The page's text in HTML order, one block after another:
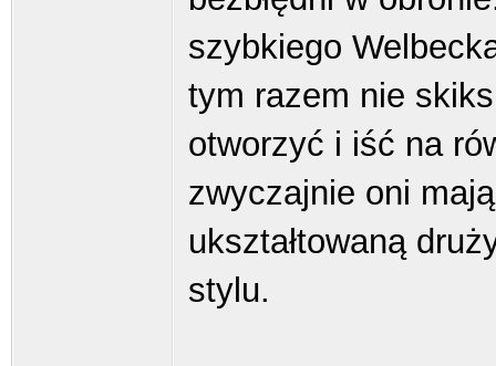
szybkiego
tym razem nie
otworzyć i iść na
zwyczajnie oni
ukształtowaną
stylu.